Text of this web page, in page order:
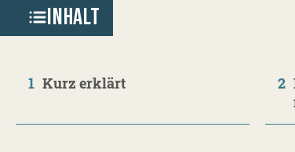
INHALT
1 Kurz erklärt 2